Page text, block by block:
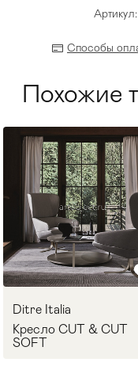
Способы
Похожие
Ditre Italia
Кресло CUT & CUT
SOFT